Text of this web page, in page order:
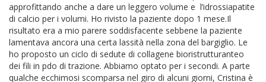
approfittando anche a dare un leggero volume e l’idrossiapatite
di calcio per i volumi. Ho rivisto la paziente dopo 1 mese.Il
risultato era a mio parere soddisfacente sebbene la paziente
lamentava ancora una certa lassità nella zona del bargiglio. Le
ho proposto un ciclo di sedute di collagene bioristrutturanteo
dei fili in pdo di trazione. Abbiamo optato per i secondi. A parte
qualche ecchimosi scomparsa nel giro di alcuni giorni, Cristina è